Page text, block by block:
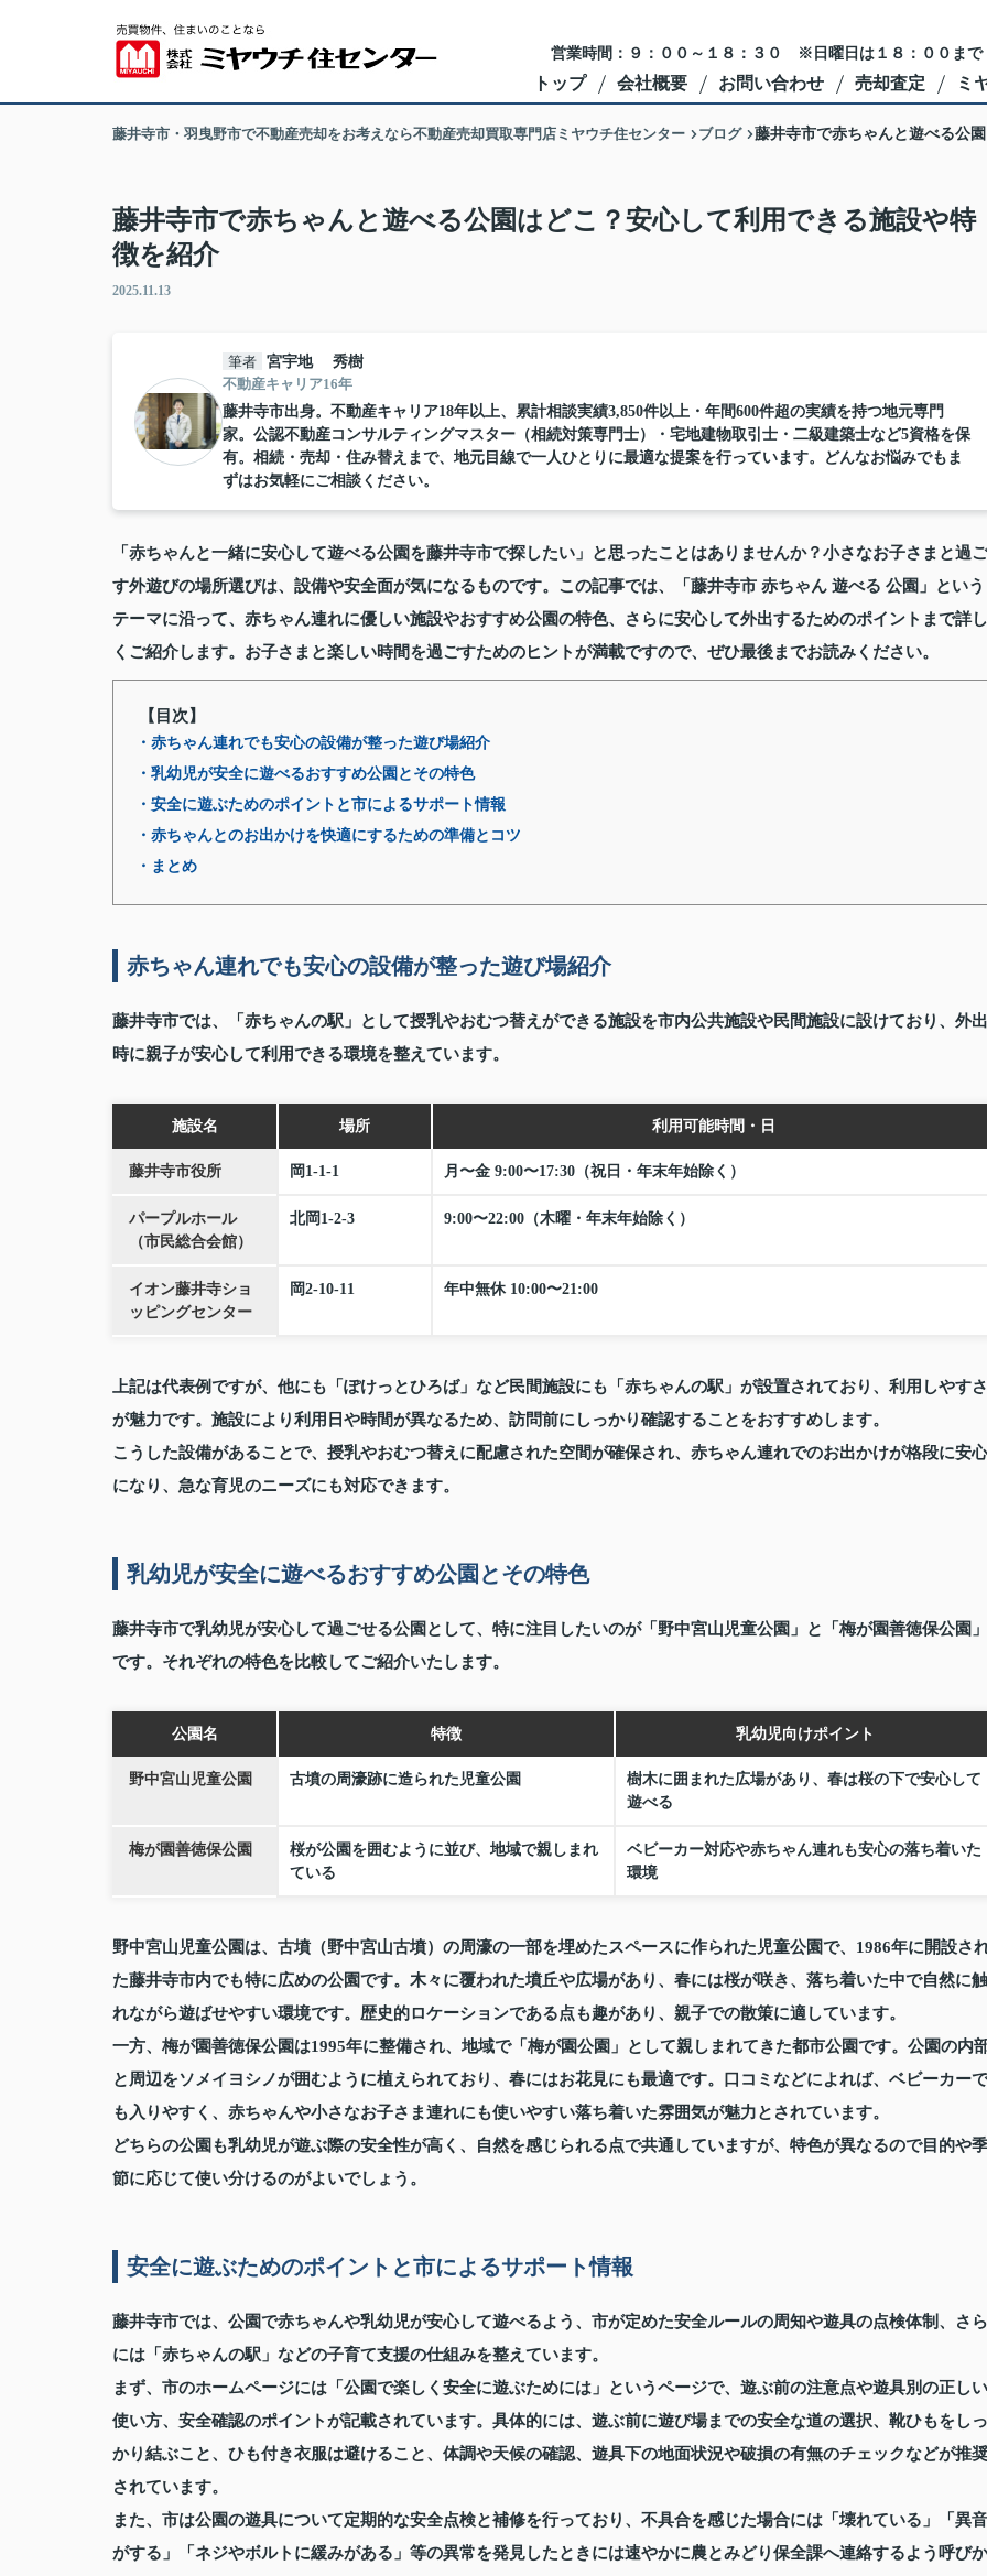
営業時間：９：００～１８：３０ ※日曜日は１８：００ま
トップ 会社概要 お問い合わせ 売却査定 ミ
藤井寺市・羽曳野市で不動産売却をお考えなら不動産売却買取専門店ミヤウチ住センター ブログ 藤井寺市で赤ちゃんと遊べる公
藤井寺市で赤ちゃんと遊べる公園はどこ？安心して利用できる施設や特
徴を紹介
2025.11.13
筆者 宮宇地 秀樹
不動産キャリア16年
藤井寺市出身。不動産キャリア18年以上、累計相談実績3,850件以上・年間600件超の実績を持つ地元専門
家。公認不動産コンサルティングマスター（相続対策専門士）・宅地建物取引士・二級建築士など5資格を保
有。相続・売却・住み替えまで、地元目線で一人ひとりに最適な提案を行っています。どんなお悩みでもま
ずはお気軽にご相談ください。
「赤ちゃんと一緒に安心して遊べる公園を藤井寺市で探したい」と思ったことはありませんか？小さなお子さまと過ご
す外遊びの場所選びは、設備や安全面が気になるものです。この記事では、「藤井寺市 赤ちゃん 遊べる 公園」という
テーマに沿って、赤ちゃん連れに優しい施設やおすすめ公園の特色、さらに安心して外出するためのポイントまで詳し
くご紹介します。お子さまと楽しい時間を過ごすためのヒントが満載ですので、ぜひ最後までお読みください。
【目次】
・赤ちゃん連れでも安心の設備が整った遊び場紹介
・乳幼児が安全に遊べるおすすめ公園とその特色
・安全に遊ぶためのポイントと市によるサポート情報
・赤ちゃんとのお出かけを快適にするための準備とコツ
・まとめ
赤ちゃん連れでも安心の設備が整った遊び場紹介
藤井寺市では、「赤ちゃんの駅」として授乳やおむつ替えができる施設を市内公共施設や民間施設に設けており、外出
時に親子が安心して利用できる環境を整えています。
施設名 場所 利用可能時間・日
藤井寺市役所 岡1‑1‑1 月〜金 9:00〜17:30（祝日・年末年始除く）
パープルホール
（市民総合会館）
北岡1‑2‑3 9:00〜22:00（木曜・年末年始除く）
イオン藤井寺ショ
ッピングセンター
岡2‑10‑11 年中無休 10:00〜21:00
上記は代表例ですが、他にも「ぽけっとひろば」など民間施設にも「赤ちゃんの駅」が設置されており、利用しやすさ
が魅力です。施設により利用日や時間が異なるため、訪問前にしっかり確認することをおすすめします。
こうした設備があることで、授乳やおむつ替えに配慮された空間が確保され、赤ちゃん連れでのお出かけが格段に安心
になり、急な育児のニーズにも対応できます。
乳幼児が安全に遊べるおすすめ公園とその特色
藤井寺市で乳幼児が安心して過ごせる公園として、特に注目したいのが「野中宮山児童公園」と「梅が園善徳保公園」
です。それぞれの特色を比較してご紹介いたします。
公園名 特徴 乳幼児向けポイント
野中宮山児童公園 古墳の周濠跡に造られた児童公園
樹木に囲まれた広場があり、春は桜の下で安心して
遊べる
梅が園善徳保公園
桜が公園を囲むように並び、地域で親しまれ
ている
ベビーカー対応や赤ちゃん連れも安心の落ち着いた
環境
野中宮山児童公園は、古墳（野中宮山古墳）の周濠の一部を埋めたスペースに作られた児童公園で、1986年に開設さ
た藤井寺市内でも特に広めの公園です。木々に覆われた墳丘や広場があり、春には桜が咲き、落ち着いた中で自然に触
れながら遊ばせやすい環境です。歴史的ロケーションである点も趣があり、親子での散策に適しています。
一方、梅が園善徳保公園は1995年に整備され、地域で「梅が園公園」として親しまれてきた都市公園です。公園の内
と周辺をソメイヨシノが囲むように植えられており、春にはお花見にも最適です。口コミなどによれば、ベビーカーで
も入りやすく、赤ちゃんや小さなお子さま連れにも使いやすい落ち着いた雰囲気が魅力とされています。
どちらの公園も乳幼児が遊ぶ際の安全性が高く、自然を感じられる点で共通していますが、特色が異なるので目的や季
節に応じて使い分けるのがよいでしょう。
安全に遊ぶためのポイントと市によるサポート情報
藤井寺市では、公園で赤ちゃんや乳幼児が安心して遊べるよう、市が定めた安全ルールの周知や遊具の点検体制、さら
には「赤ちゃんの駅」などの子育て支援の仕組みを整えています。
まず、市のホームページには「公園で楽しく安全に遊ぶためには」というページで、遊ぶ前の注意点や遊具別の正しい
使い方、安全確認のポイントが記載されています。具体的には、遊ぶ前に遊び場までの安全な道の選択、靴ひもをしっ
かり結ぶこと、ひも付き衣服は避けること、体調や天候の確認、遊具下の地面状況や破損の有無のチェックなどが推奨
されています。
また、市は公園の遊具について定期的な安全点検と補修を行っており、不具合を感じた場合には「壊れている」「異音
がする」「ネジやボルトに緩みがある」等の異常を発見したときには速やかに農とみどり保全課へ連絡するよう呼びか